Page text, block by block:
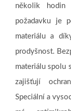
několik
požadavku je
materiálu a
prodyšnost.
materiálu spolu
zajišťují
Speciální a